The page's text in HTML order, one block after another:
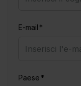
E-mail
Paese